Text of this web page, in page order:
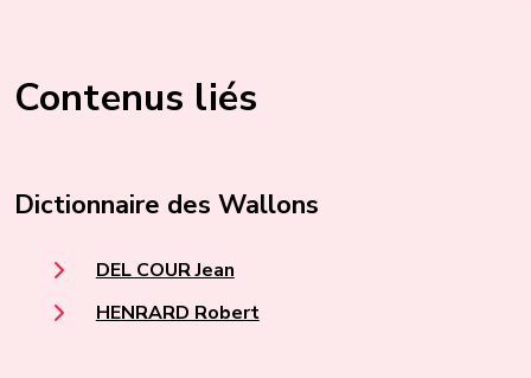
Contenus liés
Dictionnaire des Wallons
DEL COUR Jean
HENRARD Robert